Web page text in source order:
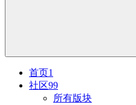
首页1
社区99
所有版块